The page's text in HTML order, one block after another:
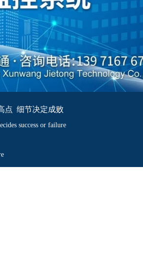
点 细节决定成败
success or failure